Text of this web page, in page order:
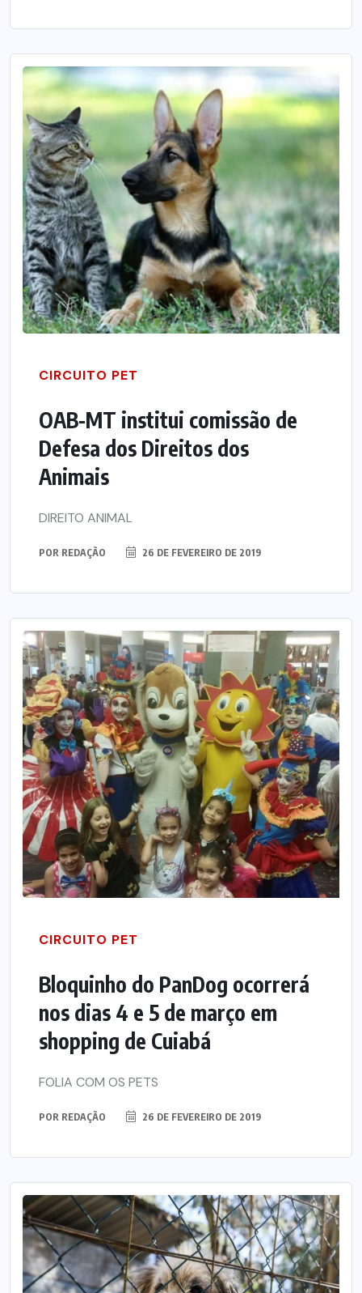
CIRCUITO PET
OAB-MT institui comissão de
Defesa dos Direitos dos
Animais
DIREITO ANIMAL
POR REDAÇÃO 26 DE FEVEREIRO DE 2019
CIRCUITO PET
Bloquinho do PanDog ocorrerá
nos dias 4 e 5 de março em
shopping de Cuiabá
FOLIA COM OS PETS
POR REDAÇÃO 26 DE FEVEREIRO DE 2019